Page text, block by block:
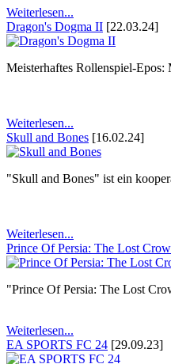
Weiterlesen...
Dragon's Dogma II [22.03.24]
Meisterhaftes Rollenspiel-
Weiterlesen...
Skull and Bones [16.02.24]
"Skull and Bones" ist ein
Weiterlesen...
Prince Of Persia: The Lost
"Prince Of Persia: The Lost
Weiterlesen...
EA SPORTS FC 24 [29.09.23]